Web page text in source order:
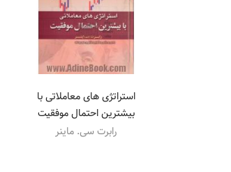
استراتژی های معاملاتی با
بیشترین احتمال موفقیت
رابرت سی. ماینر